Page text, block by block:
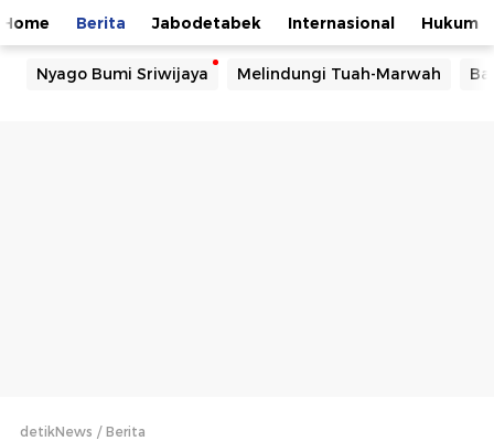
Home Berita Jabodetabek Internasional Hukum
Nyago Bumi Sriwijaya Melindungi Tuah-Marwah
detikNews Berita